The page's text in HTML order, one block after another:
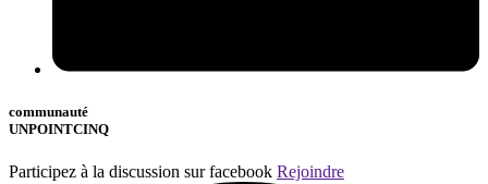
communauté
UNPOINTCINQ
Participez à la discussion sur facebook Rejoindre